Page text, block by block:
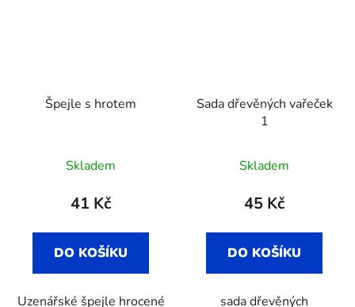
Špejle s hrotem
Skladem
41 Kč
DO KOŠÍKU
Uzenářské špejle hrocené
Sada dřevěných vařeček
1
Skladem
45 Kč
DO KOŠÍKU
sada dřevěných